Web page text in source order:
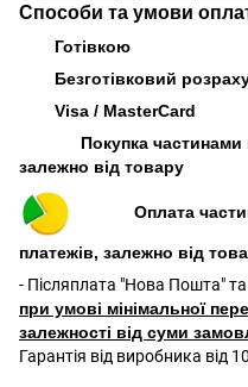
Способи та умови
Готівкою
Безготівковий
Visa / MasterCard
Покупка частинами
залежно від товару
Оплата
платежів, залежно від
- Післяплата "Нова Пошта"
при умові мінімальної
залежності від суми
Гарантія від виробника від